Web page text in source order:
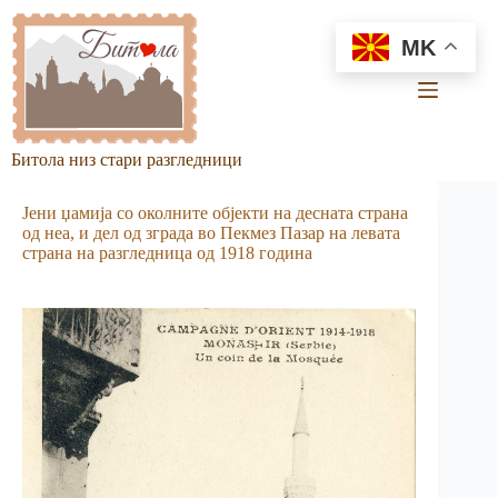
content
Битола низ стари разгледници
Јени џамија со околните об­јекти на десната страна
од неа, и дел од зграда во Пекмез Пазар на левата
страна на разгледница од 1918 година
MK